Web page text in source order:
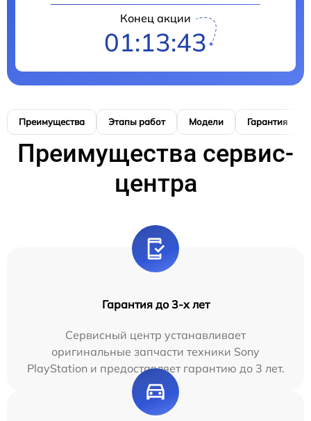
Конец акции
01:13:42
Преимущества Этапы работ Модели Гарантия
Преимущества сервис-
центра
Гарантия до 3-х лет
Сервисный центр устанавливает
оригинальные запчасти техники Sony
PlayStation и предоставляет гарантию до 3 лет.